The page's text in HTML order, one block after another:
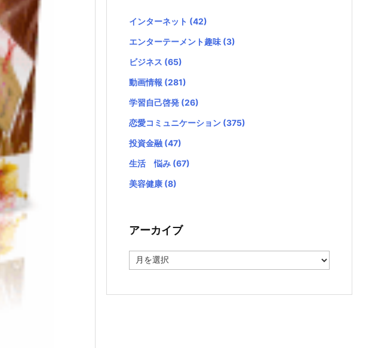
インターネット (42)
エンターテーメント趣味 (3)
ビジネス (65)
動画情報 (281)
学習自己啓発 (26)
恋愛コミュニケーション (375)
投資金融 (47)
生活 悩み (67)
美容健康 (8)
アーカイブ
ー